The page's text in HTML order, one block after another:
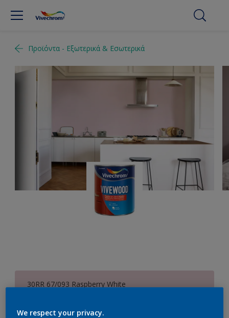
Προϊόντα - Εξωτερικά & Εσωτερικά
30RR 67/093 Raspberry White
We respect your privacy.